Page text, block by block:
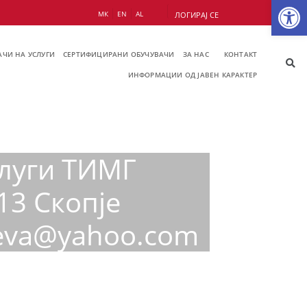
МК EN AL ЛОГИРАЈ СЕ
НА УСЛУГИ СЕРТИФИЦИРАНИ ОБУЧУВАЧИ ЗА НАС КОНТАКТ
ИНФОРМАЦИИ ОД ЈАВЕН КАРАКТЕР
ТИМГ
Скопје